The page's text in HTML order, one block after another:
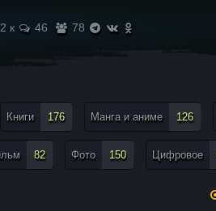
2 к 46 78
Книги 176 Манга и аниме 126
82 Фото 150 Цифровое